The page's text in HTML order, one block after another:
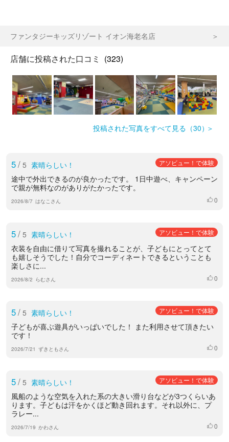
ファンタジーキッズリゾート イオン海老名店
店舗に投稿された口コミ (323)
投稿された写真をすべて見る（30）
5/ 5 素晴らしい！ アソビュー！で体験
途中で外出できるのが良かったです。 1日中遊べ、キャンペーン
で親が無料なのがありがたかったです。
2026/8/7 はなこさん いいね
0
5/ 5 素晴らしい！ アソビュー！で体験
衣装を自由に借りて写真を撮れることが、子どもにとってとて
も嬉しそうでした！自分でコーディネートできるということも
楽しさに...
2026/8/2 らむさん いいね
0
5/ 5 素晴らしい！ アソビュー！で体験
子どもが喜ぶ遊具がいっぱいでした！ また利用させて頂きたい
です！
2026/7/21 ずきともさん いいね
0
5/ 5 素晴らしい！ アソビュー！で体験
風船のような空気を入れた系の大きい滑り台などが3つくらいあ
ります。子どもは汗をかくほど動き回れます。それ以外に、プ
ラレー...
2026/7/19 かわさん いいね
0